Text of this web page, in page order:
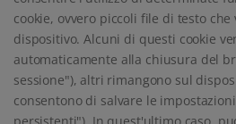
cookie, ovvero piccoli file di testo
dispositivo. Alcuni di questi cookie
automaticamente alla chiusura del
sessione"), altri rimangono sul
consentono di salvare le